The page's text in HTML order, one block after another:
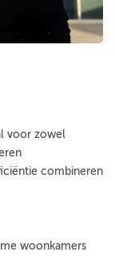
voor zowel
combineren
woonkamers